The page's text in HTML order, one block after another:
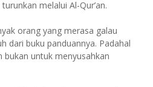
melalui Al-Qur’an.
orang yang merasa galau
dari buku panduannya. Padahal
bukan untuk menyusahkan